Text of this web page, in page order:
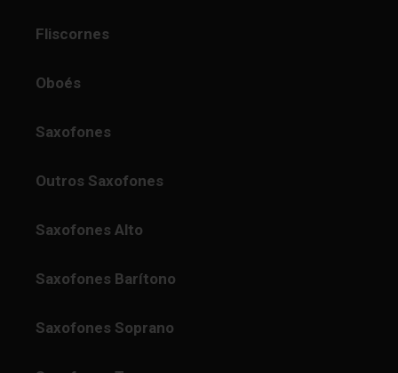
Fliscornes
Oboés
Saxofones
Outros Saxofones
Saxofones Alto
Saxofones Barítono
Saxofones Soprano